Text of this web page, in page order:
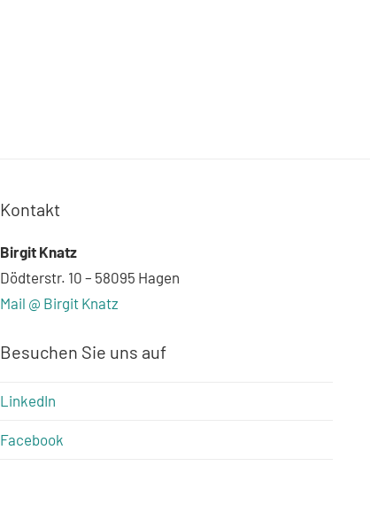
Kontakt
Birgit Knatz
Dödterstr. 10 – 58095 Hagen
Mail @ Birgit Knatz
Besuchen Sie uns auf
LinkedIn
Facebook